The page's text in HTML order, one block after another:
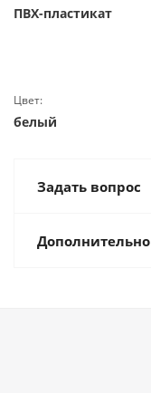
ПВХ-пластикат
Цвет:
белый
Задать вопрос
Дополнительно